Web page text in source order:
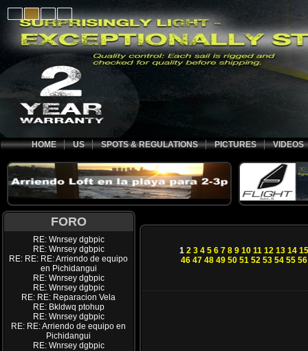
HOME US SPOTS & REGULATIONS PICTURES VIDEOS
FORO
RE: Wnrsey dgbpic
RE: Wnrsey dgbpic
RE: RE: RE: Arriendo de equipo
en Pichidangui
RE: Wnrsey dgbpic
RE: Wnrsey dgbpic
RE: RE: Reparacion Vela
RE: Bkldwq ptohup
RE: Wnrsey dgbpic
RE: RE: Arriendo de equipo en
Pichidangui
RE: Wnrsey dgbpic
1 2 3 4 5 6 7 8 9 10 11 12 13 14 15
46 47 48 49 50 51 52 53 54 55 56